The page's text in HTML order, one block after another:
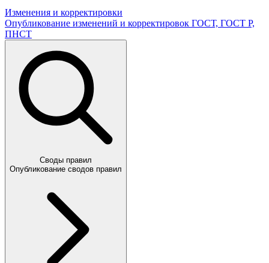
Изменения и корректировки
Опубликование изменений и корректировок ГОСТ, ГОСТ Р,
ПНСТ
Своды правил
Опубликование сводов правил